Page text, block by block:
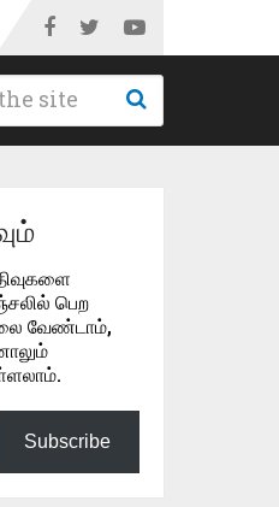
பெற
வேண்டாம்,
Subscribe